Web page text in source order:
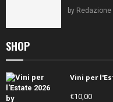
by
SHOP
Vini per
€10,00